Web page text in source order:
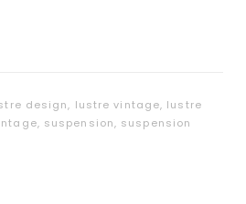
design, lustre vintage, lustre
, suspension, suspension